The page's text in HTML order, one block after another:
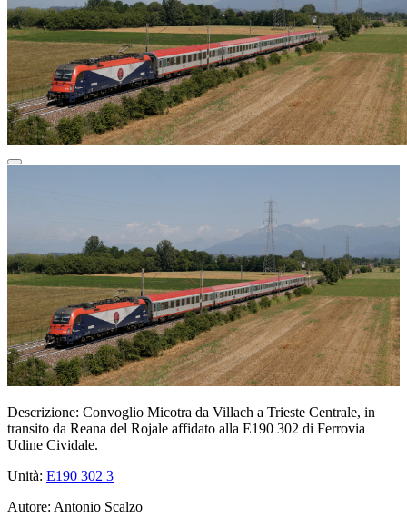
Descrizione: Convoglio Micotra da Villach a Trieste Centrale, in
transito da Reana del Rojale affidato alla E190 302 di Ferrovia
Udine Cividale.
Unità: E190 302 3
Autore: Antonio Scalzo